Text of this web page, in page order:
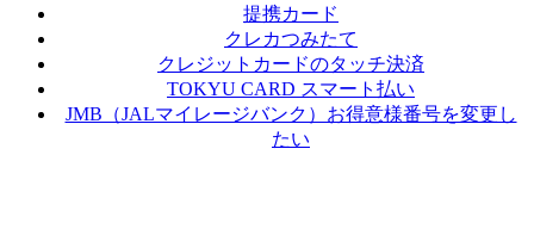
提携カード
クレカつみたて
クレジットカードのタッチ決済
TOKYU CARD スマート払い
JMB（JALマイレージバンク）お得意様番号を変更し
たい